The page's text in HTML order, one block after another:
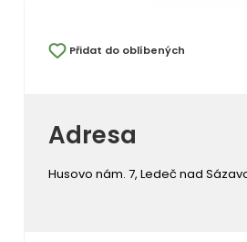
Přidat do oblíbených
Adresa
Husovo nám. 7, Ledeč nad